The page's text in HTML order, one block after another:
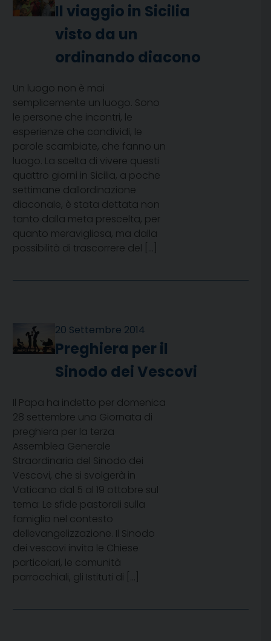
Il viaggio in Sicilia
visto da un
ordinando diacono
Un luogo non è mai
semplicemente un luogo. Sono
le persone che incontri, le
esperienze che condividi, le
parole scambiate, che fanno un
luogo. La scelta di vivere questi
quattro giorni in Sicilia, a poche
settimane dallordinazione
diaconale, è stata dettata non
tanto dalla meta prescelta, per
quanto meravigliosa, ma dalla
possibilità di trascorrere del […]
20 Settembre 2014
Preghiera per il
Sinodo dei Vescovi
Il Papa ha indetto per domenica
28 settembre una Giornata di
preghiera per la terza
Assemblea Generale
Straordinaria del Sinodo dei
Vescovi, che si svolgerà in
Vaticano dal 5 al 19 ottobre sul
tema: Le sfide pastorali sulla
famiglia nel contesto
dellevangelizzazione. Il Sinodo
dei vescovi invita le Chiese
particolari, le comunità
parrocchiali, gli Istituti di […]